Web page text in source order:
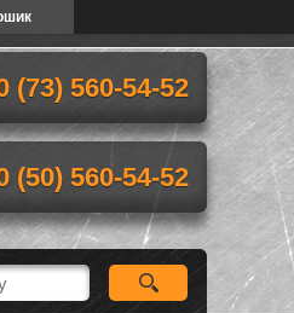
(73) 560-54-52
(50) 560-54-52